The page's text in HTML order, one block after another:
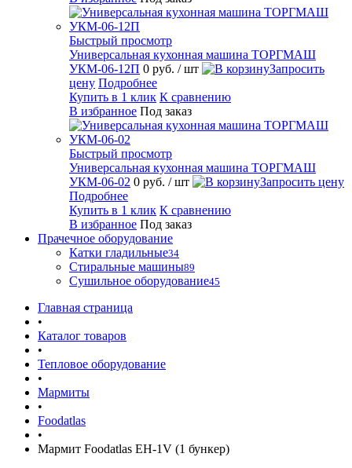
Быстрый просмотр
Универсальная кухонная машина ТОРГМАШ
УКМ-06-12П 0 руб. / шт
Запросить
цену Подробнее
Купить в 1 клик К сравнению
В избранное Под заказ
Быстрый просмотр
Универсальная кухонная машина ТОРГМАШ
УКМ-06-02 0 руб. / шт
Запросить цену
Подробнее
Купить в 1 клик К сравнению
В избранное Под заказ
Прачечное оборудование
Катки гладильные34
Стиральные машины89
Сушильное оборудование45
Главная страница
•
Каталог товаров
•
Тепловое оборудование
•
Мармиты
•
Foodatlas
•
Мармит Foodatlas EH-1V (1 бункер)